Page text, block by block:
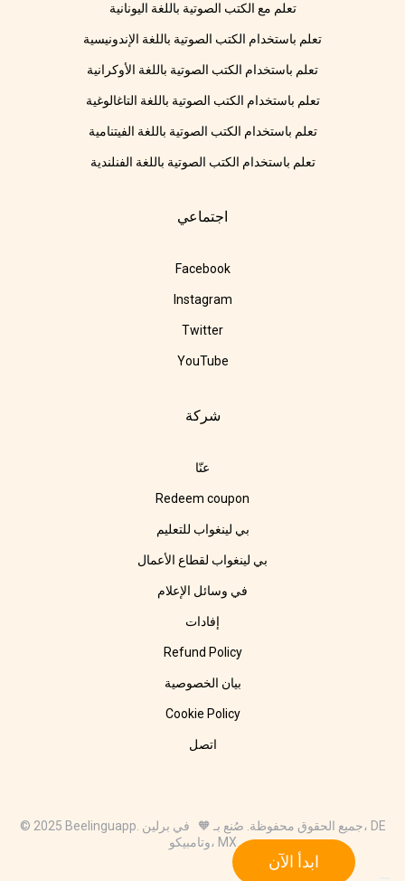
ابدأ الآن
تعلم مع الكتب الصوتية باللغة اليونانية
تعلم باستخدام الكتب الصوتية باللغة الإندونيسية
تعلم باستخدام الكتب الصوتية باللغة الأوكرانية
تعلم باستخدام الكتب الصوتية باللغة التاغالوغية
تعلم باستخدام الكتب الصوتية باللغة الفيتنامية
تعلم باستخدام الكتب الصوتية باللغة الفنلندية
اجتماعي
Facebook
Instagram
Twitter
YouTube
شركة
عنّا
Redeem coupon
بي لينغواب للتعليم
بي لينغواب لقطاع الأعمال
في وسائل الإعلام
إفادات
Refund Policy
بيان الخصوصية
Cookie Policy
اتصل
© 2025 Beelinguapp. جميع الحقوق محفوظة. صُنع بـ 🧡 في برلين، DE
وتامبيكو، MX